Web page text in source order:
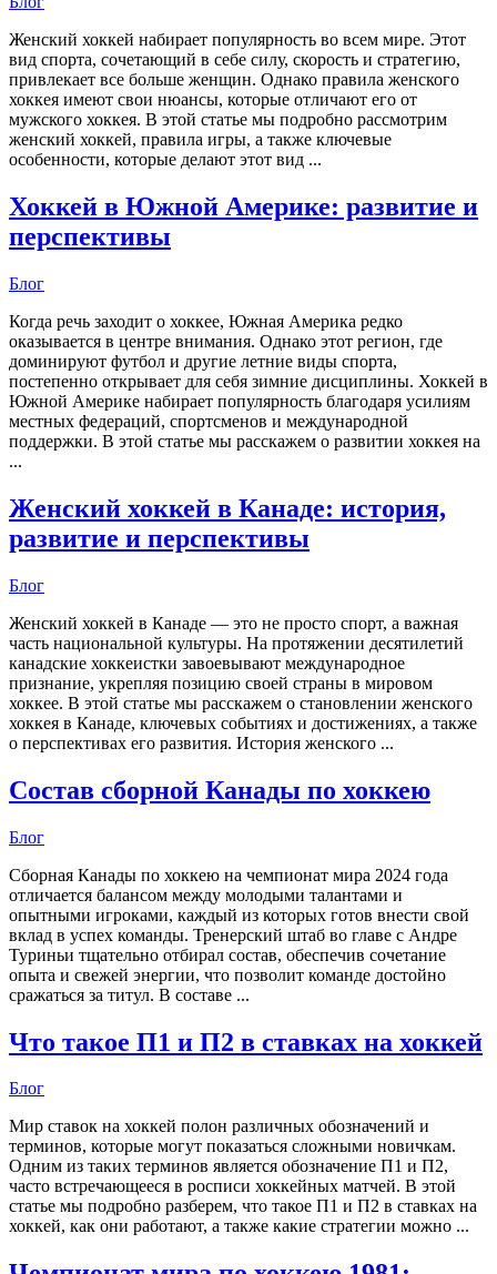
Женский хоккей набирает популярность во всем мире. Этот
вид спорта, сочетающий в себе силу, скорость и стратегию,
привлекает все больше женщин. Однако правила женского
хоккея имеют свои нюансы, которые отличают его от
мужского хоккея. В этой статье мы подробно рассмотрим
женский хоккей, правила игры, а также ключевые
особенности, которые делают этот вид ...
Хоккей в Южной Америке: развитие и
перспективы
Блог
Когда речь заходит о хоккее, Южная Америка редко
оказывается в центре внимания. Однако этот регион, где
доминируют футбол и другие летние виды спорта,
постепенно открывает для себя зимние дисциплины. Хоккей в
Южной Америке набирает популярность благодаря усилиям
местных федераций, спортсменов и международной
поддержки. В этой статье мы расскажем о развитии хоккея на
...
Женский хоккей в Канаде: история,
развитие и перспективы
Блог
Женский хоккей в Канаде — это не просто спорт, а важная
часть национальной культуры. На протяжении десятилетий
канадские хоккеистки завоевывают международное
признание, укрепляя позицию своей страны в мировом
хоккее. В этой статье мы расскажем о становлении женского
хоккея в Канаде, ключевых событиях и достижениях, а также
о перспективах его развития. История женского ...
Состав сборной Канады по хоккею
Блог
Сборная Канады по хоккею на чемпионат мира 2024 года
отличается балансом между молодыми талантами и
опытными игроками, каждый из которых готов внести свой
вклад в успех команды. Тренерский штаб во главе с Андре
Туриньи тщательно отбирал состав, обеспечив сочетание
опыта и свежей энергии, что позволит команде достойно
сражаться за титул. В составе ...
Что такое П1 и П2 в ставках на хоккей
Блог
Мир ставок на хоккей полон различных обозначений и
терминов, которые могут показаться сложными новичкам.
Одним из таких терминов является обозначение П1 и П2,
часто встречающееся в росписи хоккейных матчей. В этой
статье мы подробно разберем, что такое П1 и П2 в ставках на
хоккей, как они работают, а также какие стратегии можно ...